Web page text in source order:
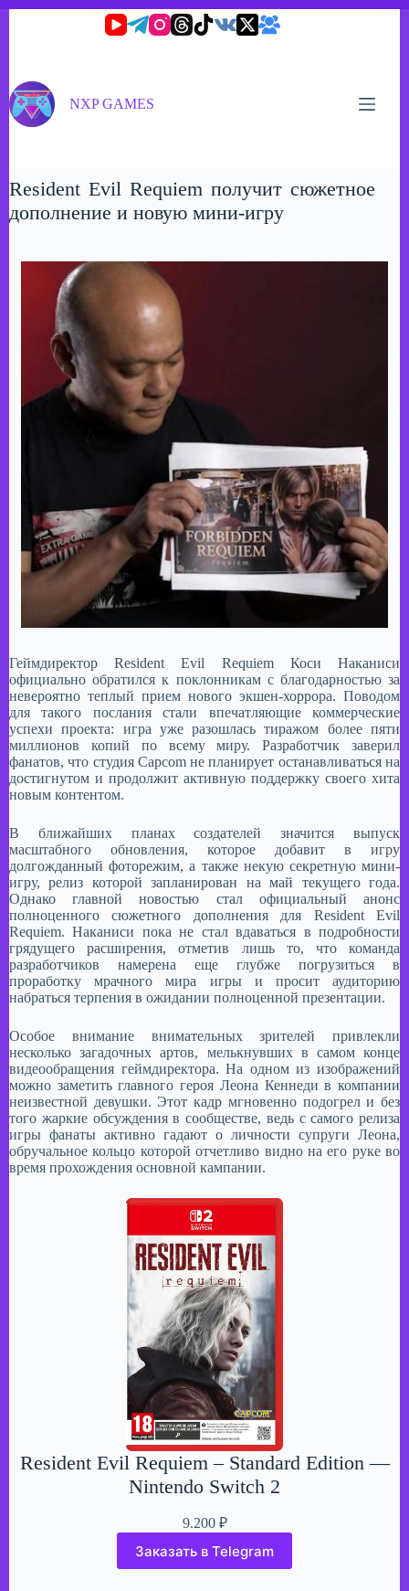
NXP GAMES
Resident Evil Requiem получит сюжетное
дополнение и новую мини-игру
Геймдиректор Resident Evil Requiem Коси Наканиси
официально обратился к поклонникам с благодарностью за
невероятно теплый прием нового экшен-хоррора. Поводом
для такого послания стали впечатляющие коммерческие
успехи проекта: игра уже разошлась тиражом более пяти
миллионов копий по всему миру. Разработчик заверил
фанатов, что студия Capcom не планирует останавливаться на
достигнутом и продолжит активную поддержку своего хита
новым контентом.
В ближайших планах создателей значится выпуск
масштабного обновления, которое добавит в игру
долгожданный фоторежим, а также некую секретную мини-
игру, релиз которой запланирован на май текущего года.
Однако главной новостью стал официальный анонс
полноценного сюжетного дополнения для Resident Evil
Requiem. Наканиси пока не стал вдаваться в подробности
грядущего расширения, отметив лишь то, что команда
разработчиков намерена еще глубже погрузиться в
проработку мрачного мира игры и просит аудиторию
набраться терпения в ожидании полноценной презентации.
Особое внимание внимательных зрителей привлекли
несколько загадочных артов, мелькнувших в самом конце
видеообращения геймдиректора. На одном из изображений
можно заметить главного героя Леона Кеннеди в компании
неизвестной девушки. Этот кадр мгновенно подогрел и без
того жаркие обсуждения в сообществе, ведь с самого релиза
игры фанаты активно гадают о личности супруги Леона,
обручальное кольцо которой отчетливо видно на его руке во
время прохождения основной кампании.
Resident Evil Requiem – Standard Edition —
Nintendo Switch 2
9.200 ₽
Заказать в Telegram